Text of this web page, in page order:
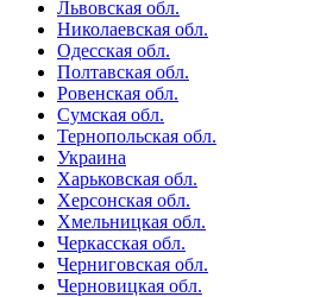
Львовская обл.
Николаевская обл.
Одесская обл.
Полтавская обл.
Ровенская обл.
Сумская обл.
Тернопольская обл.
Украина
Харьковская обл.
Херсонская обл.
Хмельницкая обл.
Черкасская обл.
Черниговская обл.
Черновицкая обл.